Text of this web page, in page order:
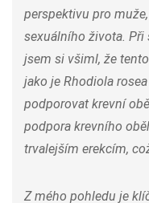
perspektivu pro
sexuálního života. Při
jsem si všiml, že
jako je Rhodiola
podporovat krevní
podpora krevního
trvalejším erekcím,
Z mého pohledu je